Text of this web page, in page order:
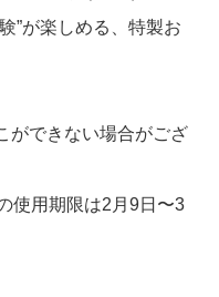
”が楽しめる、特製お
ができない場合がござ
使用期限は2月9日〜3